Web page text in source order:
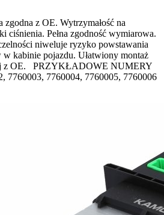
z OE. Wytrzymałość na
ciśnienia. Pełna zgodność wymiarowa.
niweluje ryzyko powstawania
kabinie pojazdu. Ułatwiony montaż
z OE. PRZYKŁADOWE NUMERY
7760004, 7760005, 7760006